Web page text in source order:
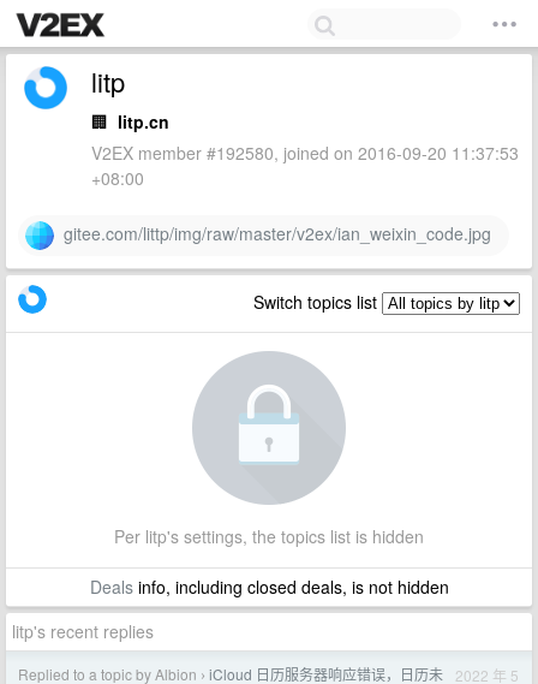
litp
🏢 litp.cn
V2EX member #192580, joined on 2016-09-20 11:37:53
+08:00
gitee.com/littp/img/raw/master/v2ex/ian_weixin_code.jpg
Switch topics list
Per litp's settings, the topics list is hidden
Dealsinfo, including closed deals, is not hidden
litp's recent replies
Replied to a topic by Albion › iCloud 日历服务器响应错误，日历未
2022 年 5